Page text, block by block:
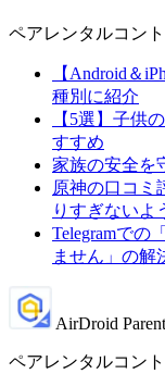
ペアレンタルコン
【Android＆
種別に紹介
【5選】子供
すすめ
家族の安全を
原神の口コミ
りすぎないよ
Telegramでの
ません」の解
AirDroid
ペアレンタルコン